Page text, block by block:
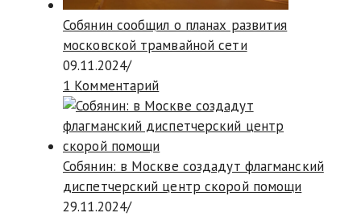
Собянин сообщил о планах развития
московской трамвайной сети
09.11.2024/
1 Комментарий
Собянин: в Москве создадут флагманский
диспетчерский центр скорой помощи
29.11.2024/